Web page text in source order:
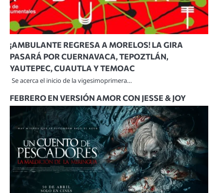
¡AMBULANTE REGRESA A MORELOS! LA GIRA
PASARÁ POR CUERNAVACA, TEPOZTLÁN,
YAUTEPEC, CUAUTLA Y TEMOAC
Se acerca el inicio de la vigesimoprimera…
FEBRERO EN VERSIÓN AMOR CON JESSE & JOY